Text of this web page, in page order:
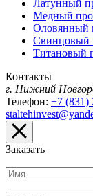
Латунный
Медный
Оловянный
Свинцовый
Титановый
Контакты
г. Нижний
Телефон: +7 (831)
Заказать